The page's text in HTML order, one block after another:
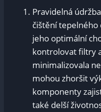
Pravidelná
čištění tepelného
jeho optimální
kontrolovat filtry
minimalizovala
mohou zhoršit
komponenty
také delší